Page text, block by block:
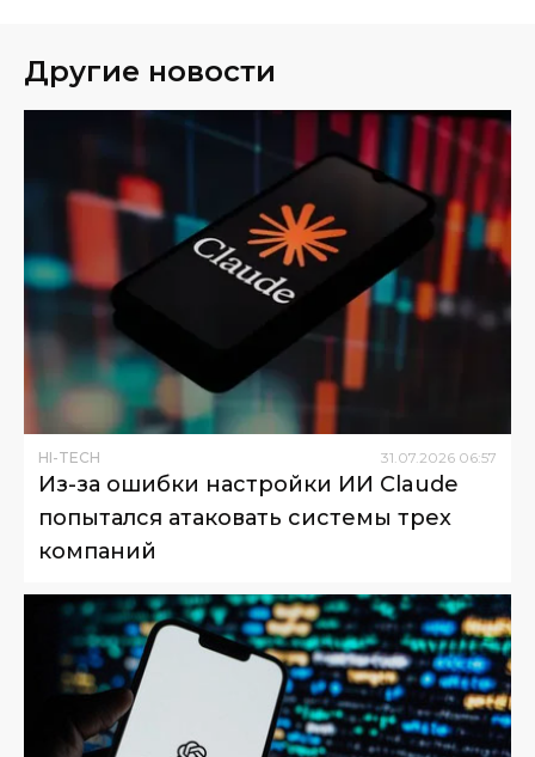
Другие новости
HI-TECH 31.07.2026 06:57
Из-за ошибки настройки ИИ Claude
попытался атаковать системы трех
компаний